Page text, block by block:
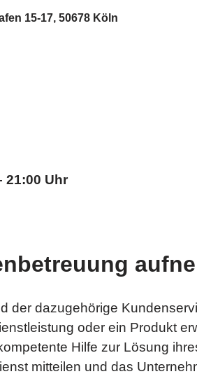
15-17, 50678 Köln
21:00 Uhr
der dazugehörige
oder ein Produkt
Hilfe zur Lösung
mitteilen und das